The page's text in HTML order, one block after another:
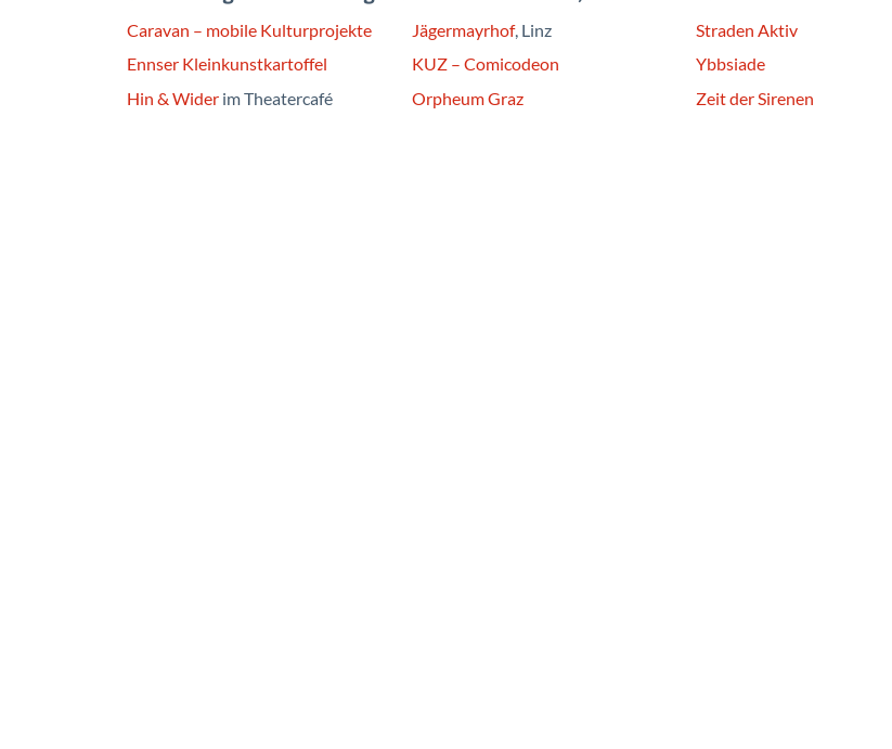
Caravan – mobile Kulturprojekte
Ennser Kleinkunstkartoffel
Hin & Wider im Theatercafé
Jägermayrhof, Linz
KUZ – Comicodeon
Orpheum Graz
Straden Aktiv
Ybbsiade
Zeit der Sirenen